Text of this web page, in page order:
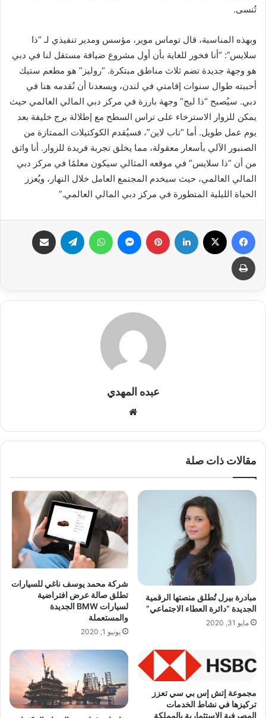
تُنسى.
وبهذه المناسبة، قال توماس موير، مؤسس ومدير تنفيذي لـ “ذا
سلايس”: “أنا فخور للغاية بأن أول مشروع ضيافة مستقل لنا في دبي
هو وجهة جديدة تضم ثلاث مناطق مبتكرة. “روليز” هو مطعم ستيك
أحببته طوال سنوات إقامتي في لندن، ويسعدنا أن نُقدمه هنا في
دبي. سيُصبح “ذا ليج” وجهة بارزة في مركز دبي المالي العالمي حيث
يمكن للزوار الاسترخاء على تراس السطح مع إطلالة برج خليفة بعد
يوم عمل طويل. أما “تاب لاين”، فسيُقدم الكوكتيلات الممتازة من
الصنبور الآلي بأسعار معقولة، مما يخلق تجربة فريدة للزوار. أنا واثق
من أن “ذا سلايس” في موقعه المثالي سيكون معلمًا في مركز دبي
المالي العالمي، حيث سيخدم المجتمع العامل خلال النهار، ويُعزز
الحياة الليلية المتطورة في مركز دبي المالي العالمي.”
عبده المهدي
الوي
مقالات ذات صلة
مبادرة بيرل تُطلق منصتها الرقمية
الجديدة “دائرة العطاء الاجتماعي”
مايو 31, 2020
شركة محمد يوسف ناغي للسيارات
تطلق صالة عرض افتراضية
لسيارات BMW الجديدة
والمستعملة
يونيو 1, 2020
مجموعة إتش إس بي سي تعزز
تركيزها في نشاط الخدمات
المصرفية الاستثمارية بالمملكة